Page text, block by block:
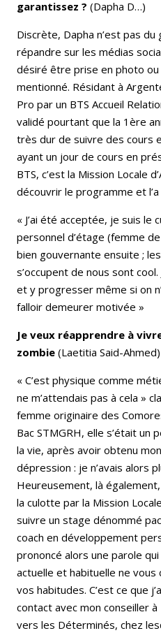
garantissez ? (Dapha D…)
Discrète, Dapha n’est pas du
répandre sur les médias
désiré être prise en photo
mentionné. Résidant à
Pro par un BTS Accueil
validé pourtant que la 1ère
très dur de suivre des cours
ayant un jour de cours en
BTS, c’est la Mission Locale
découvrir le programme et l’a
« J’ai été acceptée, je suis le
personnel d’étage (femme
bien gouvernante ensuite ;
s’occupent de nous sont
et y progresser même si on
falloir demeurer motivée »
Je veux réapprendre à
zombie (Laetitia Said-Ahmed)
« C’est physique comme
ne m’attendais pas à cela »
femme originaire des
Bac STMGRH, elle s’était un
la vie, après avoir obtenu
dépression : je n’avais alors
Heureusement, là
la culotte par la Mission
suivre un stage dénommé
coach en développement
prononcé alors une parole
actuelle et habituelle ne vous
vos habitudes. C’est ce que
contact avec mon conseiller à
vers les Déterminés, chez